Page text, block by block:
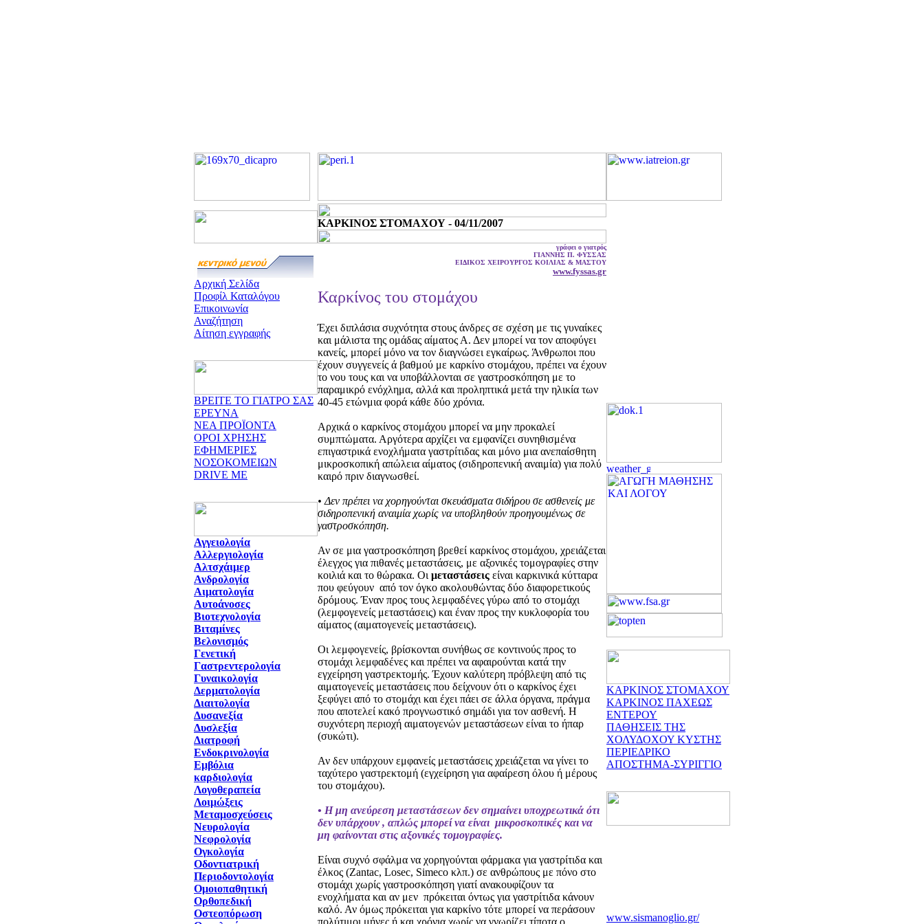
Αρχική Σελίδα
Προφίλ Καταλόγου
Επικοινωνία
Αναζήτηση
Αίτηση εγγραφής
ΒΡΕΙΤΕ ΤΟ ΓΙΑΤΡΟ ΣΑΣ
ΕΡΕΥΝΑ
ΝΕΑ ΠΡΟΪΟΝΤΑ
ΟΡΟΙ ΧΡΗΣΗΣ
ΕΦΗΜΕΡΙΕΣ
ΝΟΣΟΚΟΜΕΙΩΝ
DRIVE ME
Αγγειολογία
Αλλεργιολογία
Αλτσχάιμερ
Ανδρολογία
Αιματολογία
Αυτοάνοσες
Βιοτεχνολογία
Βιταμίνες
Βελονισμός
Γενετική
Γαστρεντερολογία
Γυναικολογία
Δερματολογία
Διαιτολογία
Δυσανεξία
Δυσλεξία
Διατροφή
Ενδοκρινολογία
Εμβόλια
καρδιολογία
Λογοθεραπεία
Λοιμώξεις
Μεταμοσχεύσεις
Νευρολογία
Νεφρολογία
Ογκολογία
Οδοντιατρική
Περιοδοντολογία
Ομοιοπαθητική
Ορθοπεδική
Οστεοπόρωση
ΚΑΡΚΙΝΟΣ ΣΤΟΜΑΧΟΥ - 04/11/2007
γράφει ο γιατρός
ΓΙΑΝΝΗΣ Π. ΦΥΣΣΑΣ
ΕΙΔΙΚΟΣ ΧΕΙΡΟΥΡΓΟΣ ΚΟΙΛΙΑΣ & ΜΑΣΤΟΥ
www.fyssas.gr
Καρκίνος του στομάχου
Έχει διπλάσια συχνότητα στους άνδρες σε σχέση με τις γυναίκες
και μάλιστα της ομάδας αίματος Α. Δεν μπορεί να τον αποφύγει
κανείς, μπορεί μόνο να τον διαγνώσει εγκαίρως. Άνθρωποι που
έχουν συγγενείς ά βαθμού με καρκίνο στομάχου, πρέπει να έχουν
το νου τους και να υποβάλλονται σε γαστροσκόπηση με το
παραμικρό ενόχλημα, αλλά και προληπτικά μετά την ηλικία των
40-45 ετώνμια φορά κάθε δύο χρόνια.
Αρχικά ο καρκίνος στομάχου μπορεί να μην προκαλεί
συμπτώματα. Αργότερα αρχίζει να εμφανίζει συνηθισμένα
επιγαστρικά ενοχλήματα γαστρίτιδας και μόνο μια ανεπαίσθητη
μικροσκοπική απώλεια αίματος (σιδηροπενική αναιμία) για πολύ
καιρό πριν διαγνωσθεί.
• Δεν πρέπει να χορηγούνται σκευάσματα σιδήρου σε ασθενείς με
σιδηροπενική αναιμία χωρίς να υποβληθούν προηγουμένως σε
γαστροσκόπηση.
Αν σε μια γαστροσκόπηση βρεθεί καρκίνος στομάχου, χρειάζεται
έλεγχος για πιθανές μεταστάσεις, με αξονικές τομογραφίες στην
κοιλιά και το θώρακα. Οι μεταστάσεις είναι καρκινικά κύτταρα
που φεύγουν από τον όγκο ακολουθώντας δύο διαφορετικούς
δρόμους. Έναν προς τους λεμφαδένες γύρω από το στομάχι
(λεμφογενείς μεταστάσεις) και έναν προς την κυκλοφορία του
αίματος (αιματογενείς μεταστάσεις).
Οι λεμφογενείς, βρίσκονται συνήθως σε κοντινούς προς το
στομάχι λεμφαδένες και πρέπει να αφαιρούνται κατά την
εγχείρηση γαστρεκτομής. Έχουν καλύτερη πρόβλεψη από τις
αιματογενείς μεταστάσεις που δείχνουν ότι ο καρκίνος έχει
ξεφύγει από το στομάχι και έχει πάει σε άλλα όργανα, πράγμα
που αποτελεί κακό προγνωστικό σημάδι για τον ασθενή. Η
συχνότερη περιοχή αιματογενών μεταστάσεων είναι το ήπαρ
(συκώτι).
Αν δεν υπάρχουν εμφανείς μεταστάσεις χρειάζεται να γίνει το
ταχύτερο γαστρεκτομή (εγχείρηση για αφαίρεση όλου ή μέρους
του στομάχου).
• Η μη ανεύρεση μεταστάσεων δεν σημαίνει υποχρεωτικά ότι
δεν υπάρχουν , απλώς μπορεί να είναι μικροσκοπικές και να
μη φαίνονται στις αξονικές τομογραφίες.
Είναι συχνό σφάλμα να χορηγούνται φάρμακα για γαστρίτιδα και
έλκος (Zantac, Losec, Simeco κλπ.) σε ανθρώπους με πόνο στο
στομάχι χωρίς γαστροσκόπηση γιατί ανακουφίζουν τα
ενοχλήματα και αν μεν πρόκειται όντως για γαστρίτιδα κάνουν
καλό. Αν όμως πρόκειται για καρκίνο τότε μπορεί να περάσουν
πολύτιμοι μήνες ή και χρόνια χωρίς να γνωρίζει τίποτα ο
ΚΑΡΚΙΝΟΣ ΣΤΟΜΑΧΟΥ
ΚΑΡΚΙΝΟΣ ΠΑΧΕΩΣ
ΕΝΤΕΡΟΥ
ΠΑΘΗΣΕΙΣ ΤΗΣ
ΧΟΛΥΔΟΧΟΥ ΚΥΣΤΗΣ
ΠΕΡΙΕΔΡΙΚΟ
ΑΠΟΣΤΗΜΑ-ΣΥΡΙΓΓΙΟ
www.sismanoglio.gr/